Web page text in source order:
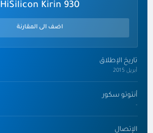
HiSilicon Kirin 930
اضف الى المقارنة
تاريخ الإطلاق
أبريل 2015
أنتوتو سكور
-
الإتصال